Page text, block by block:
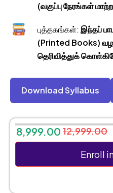
(வகுப்பு நேரங்கள்
புத்தகங்கள்: இந்தப்
(Printed Books)
தெரிவித்துக்
Download Syllabus
12,999.00
8,999.00
Enroll